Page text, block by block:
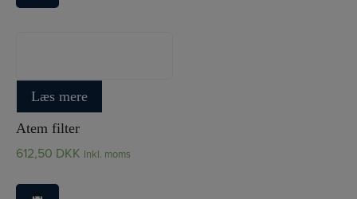
Læs mere
IQAir Atem
Atem filter
612,50 DKK Inkl. moms